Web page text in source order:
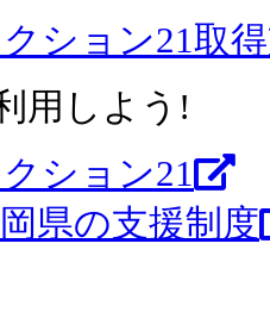
ション21取
用しよう!
ション21
県の支援制度